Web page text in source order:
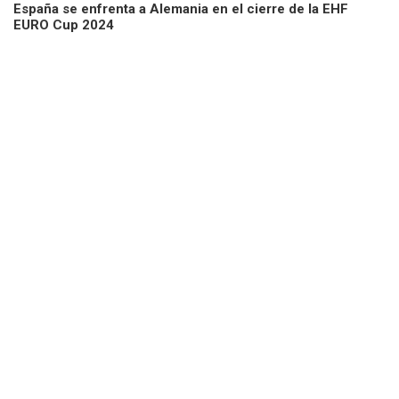
España se enfrenta a Alemania en el cierre de la EHF
EURO Cup 2024